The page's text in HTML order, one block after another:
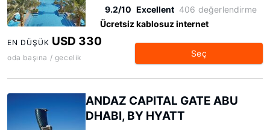
9.2/10 Excellent 406 değerlendirme
Ücretsiz kablosuz internet
EN DÜŞÜK USD 330
oda başına / gecelik Seç
ANDAZ CAPITAL GATE ABU
DHABI, BY HYATT